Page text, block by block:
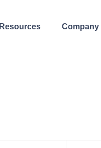
Resources Company